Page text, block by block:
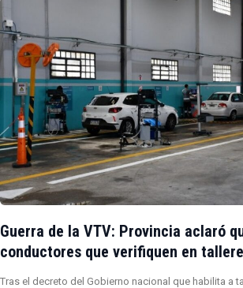
Guerra de la VTV: Provincia aclaró
conductores que verifiquen en
Tras el decreto del Gobierno nacional que habilita a